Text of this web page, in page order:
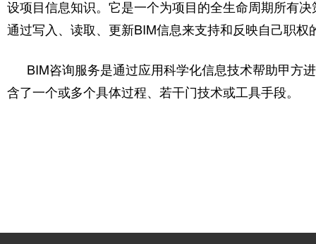
设项目信息知识。它是一个为项目的全生命周期所有
通过写入、读取、更新BIM信息来支持和反映自己职权
BIM咨询服务是通过应用科学化信息技术帮助甲方
含了一个或多个具体过程、若干门技术或工具手段。